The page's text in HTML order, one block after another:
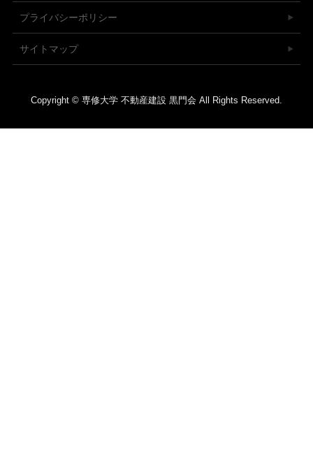
プライバシーポリシー
サイトマップ
Copyright © 専修大学 不動産建設 黒門会 All Rights Reserved.